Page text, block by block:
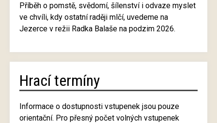
Příběh o pomstě, svědomí, šílenství i odvaze myslet
ve chvíli, kdy ostatní raději mlčí, uvedeme na
Jezerce v režii Radka Balaše na podzim 2026.
Hrací termíny
Informace o dostupnosti vstupenek jsou pouze
orientační. Pro přesný počet volných vstupenek